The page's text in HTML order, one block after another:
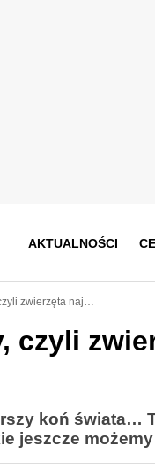
AKTUALNOŚCI
zwierzęta naj…
czyli
koń świata…
jeszcze